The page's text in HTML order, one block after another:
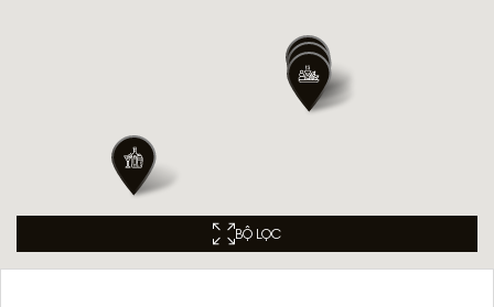
BỘ LỌC